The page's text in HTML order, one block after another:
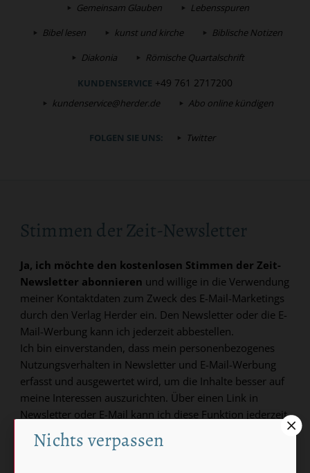
Gemeinsam Glauben
Lebensspuren
Bibel lesen
kunst und kirche
Biblische Notizen
Diakonia
Römische Quartalschrift
KUNDENSERVICE +49 761 2717200
kundenservice@herder.de Abo online kündigen
FOLGEN SIE UNS: Twitter
Stimmen der Zeit-Newsletter
Ja, ich möchte den kostenlosen Stimmen der Zeit-
Newsletter abonnieren und willige in die Verwendung
meiner Kontaktdaten zum Zweck des E-Mail-Marketings
durch den Verlag Herder ein. Den Newsletter oder die E-
Mail-Werbung kann ich jederzeit abbestellen.
Ich bin einverstanden, dass mein personenbezogenes
Nutzungsverhalten in Newsletter und E-Mail-Werbung
erfasst und ausgewertet wird, um die Inhalte besser auf
meine Interessen auszurichten. Über einen Link in
Newsletter oder E-Mail kann ich diese Funktion jederzeit
ausschalten.
Weiterführende Informationen finden Sie in unseren
Nichts verpassen